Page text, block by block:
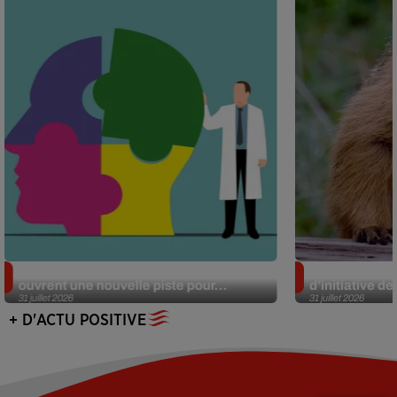
31 juillet 2026
ouvrent une nouvelle piste pour...
31 juillet 2026
d’initiative
+ D'ACTU POSITIVE